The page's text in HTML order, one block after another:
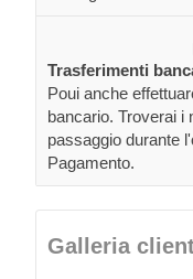
Trasferimenti
Poui anche
bancario. Troverai i
passaggio durante
Pagamento.
Galleria